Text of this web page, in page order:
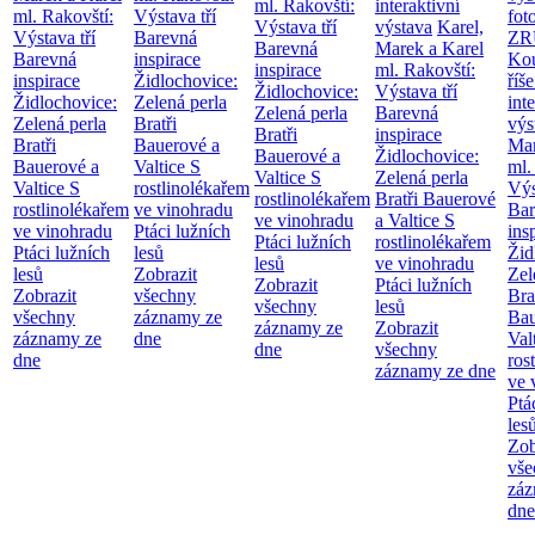
ml. Rakovští:
Výstava tří
Barevná
inspirace
Židlochovice:
Zelená perla
Bratři
Bauerové a
Valtice S
rostlinolékařem
ve vinohradu
Ptáci lužních
lesů
Zobrazit
všechny
záznamy ze
dne
Výstava tří
Barevná
inspirace
Židlochovice:
Zelená perla
Bratři
Bauerové a
Valtice S
rostlinolékařem
ve vinohradu
Ptáci lužních
lesů
Zobrazit
všechny
záznamy ze
dne
ml. Rakovští:
Výstava tří
Barevná
inspirace
Židlochovice:
Zelená perla
Bratři
Bauerové a
Valtice S
rostlinolékařem
ve vinohradu
Ptáci lužních
lesů
Zobrazit
všechny
záznamy ze
dne
interaktivní
výstava Karel,
Marek a Karel
ml. Rakovští:
Výstava tří
Barevná
inspirace
Židlochovice:
Zelená perla
Bratři Bauerové
a Valtice S
rostlinolékařem
ve vinohradu
Ptáci lužních
lesů
Zobrazit
všechny
záznamy ze dne
ml.
ve
dne